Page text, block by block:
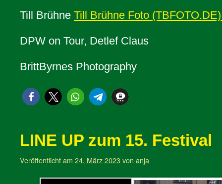
Till Brühne Till Brühne Foto
DPW on Tour, Detlef Claus
BrittByrnes Photography
LINE UP zum 15. Festival
Veröffentlicht am 24. März 2023von anja